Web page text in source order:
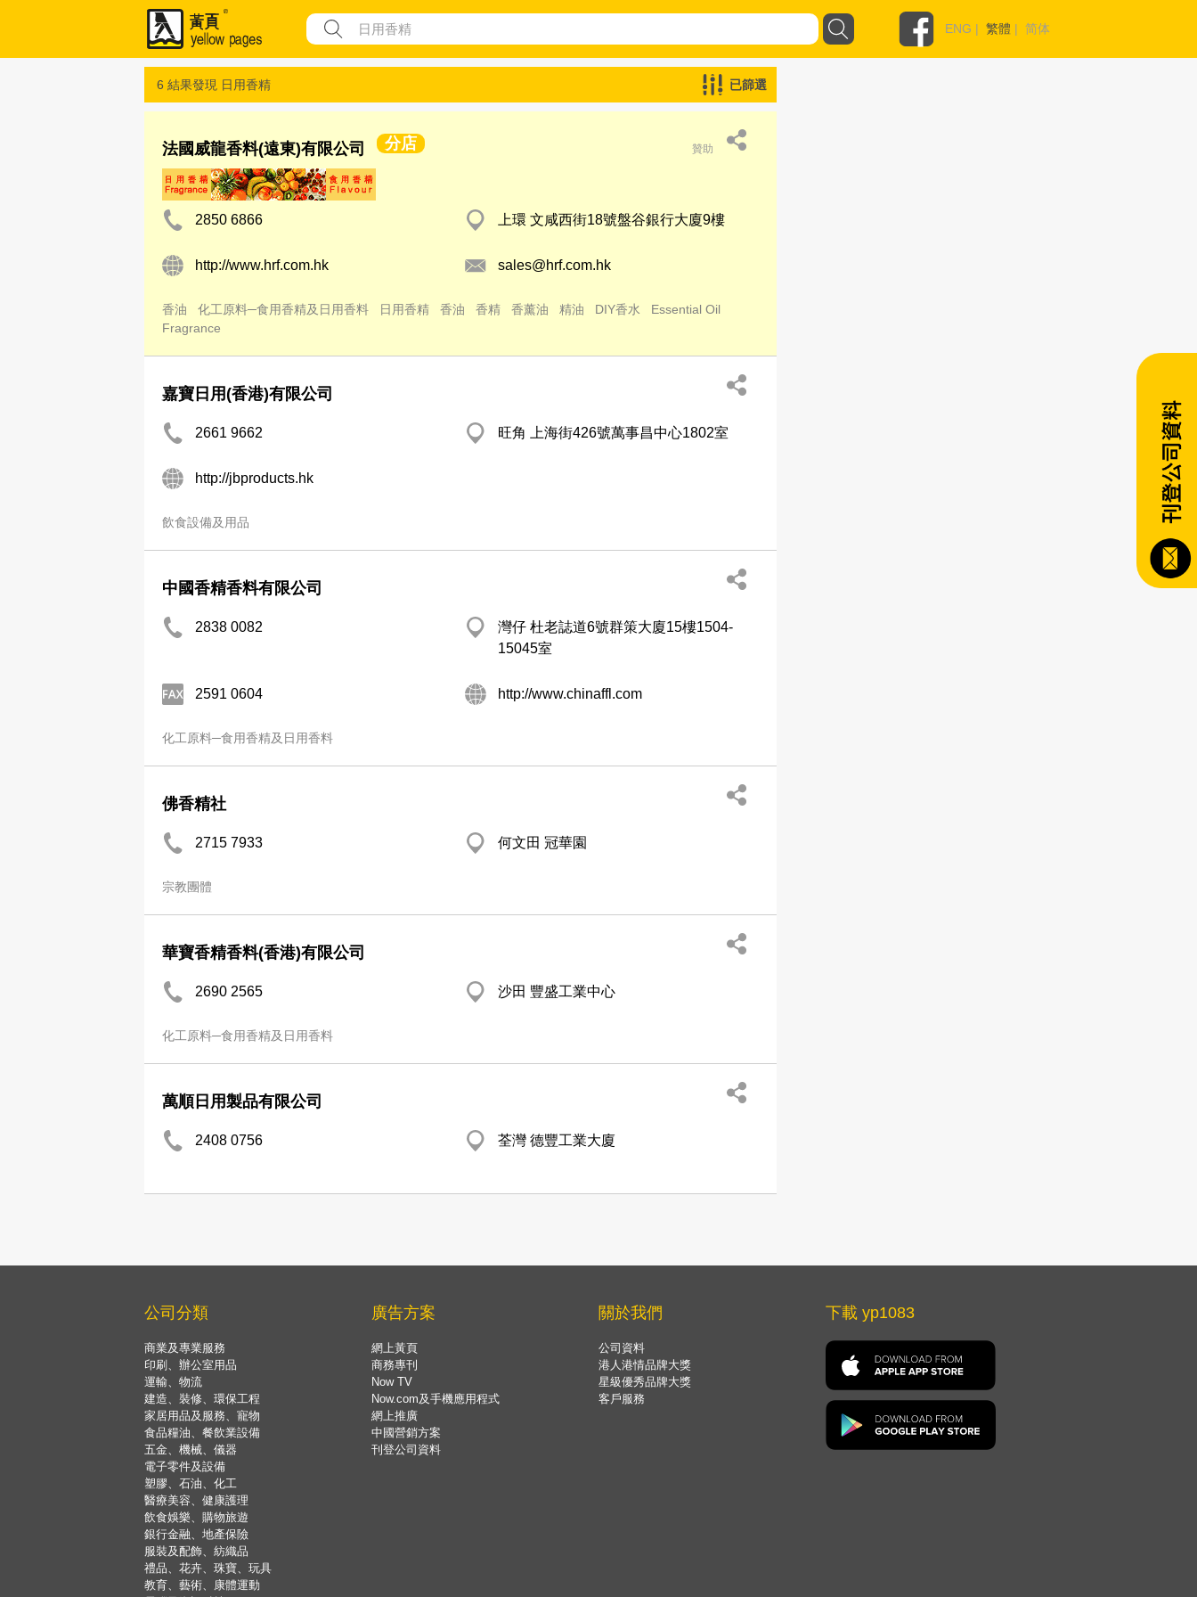
ENG | 繁體 | 简体
6 結果發現 日用香精 已篩選
法國威龍香料(遠東)有限公司 分店 贊助
2850 6866 上環 文咸西街18號盤谷銀行大廈9樓
http://www.hrf.com.hk sales@hrf.com.hk
香油 化工原料─食用香精及日用香料 日用香精 香油 香精 香薰油 精油 DIY香水
Essential Oil
Fragrance
嘉寶日用(香港)有限公司
2661 9662 旺角 上海街426號萬事昌中心1802室
http://jbproducts.hk
飲食設備及用品
中國香精香料有限公司
2838 0082
灣仔 杜老誌道6號群策大廈15樓1504-
15045室
2591 0604 http://www.chinaffl.com
化工原料─食用香精及日用香料
佛香精社
2715 7933 何文田 冠華園
宗教團體
華寶香精香料(香港)有限公司
2690 2565 沙田 豐盛工業中心
化工原料─食用香精及日用香料
萬順日用製品有限公司
2408 0756 荃灣 德豐工業大廈
公司分類
商業及專業服務
印刷、辦公室用品
運輸、物流
建造、裝修、環保工程
家居用品及服務、寵物
食品糧油、餐飲業設備
五金、機械、儀器
電子零件及設備
塑膠、石油、化工
醫療美容、健康護理
飲食娛樂、購物旅遊
銀行金融、地產保險
服裝及配飾、紡織品
禮品、花卉、珠寶、玩具
教育、藝術、康體運動
廣告方案
網上黃頁
商務專刊
Now TV
Now.com及手機應用程式
網上推廣
中國營銷方案
刊登公司資料
關於我們
公司資料
港人港情品牌大獎
星級優秀品牌大獎
客戶服務
下載 yp1083